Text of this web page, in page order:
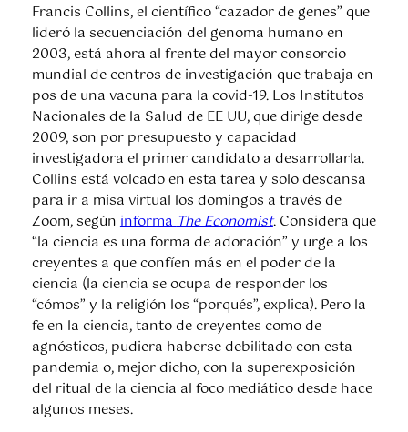
Francis Collins, el científico “cazador de genes” que
lideró la secuenciación del genoma humano en
2003, está ahora al frente del mayor consorcio
mundial de centros de investigación que trabaja en
pos de una vacuna para la covid-19. Los Institutos
Nacionales de la Salud de EE UU, que dirige desde
2009, son por presupuesto y capacidad
investigadora el primer candidato a desarrollarla.
Collins está volcado en esta tarea y solo descansa
para ir a misa virtual los domingos a través de
Zoom, segúninformaThe Economist. Considera que
“la ciencia es una forma de adoración” y urge a los
creyentes a que confíen más en el poder de la
ciencia (la ciencia se ocupa de responder los
“cómos” y la religión los “porqués”, explica). Pero la
fe en la ciencia, tanto de creyentes como de
agnósticos, pudiera haberse debilitado con esta
pandemia o, mejor dicho, con la superexposición
del ritual de la ciencia al foco mediático desde hace
algunos meses.